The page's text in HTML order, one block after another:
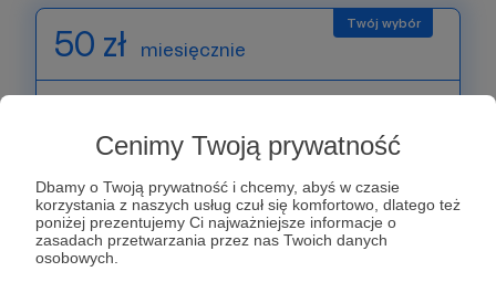
Cenimy Twoją prywatność
Dbamy o Twoją prywatność i chcemy, abyś w czasie
korzystania z naszych usług czuł się komfortowo, dlatego też
poniżej prezentujemy Ci najważniejsze informacje o
zasadach przetwarzania przez nas Twoich danych
osobowych.
50 zł miesięcznie
niezauważone. Dowództwo powierza Ci coraz
trudniejsze misje, a Ty wykonujesz je bez
zadrgnięcia powieki. To zaszczyt mieć Ciebie na
pokładzie.
W ramach tego tytułu zyskujesz wszystko to, co w